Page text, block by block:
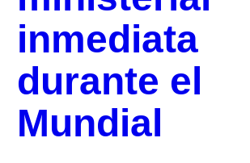
inmediata
durante el
Mundial